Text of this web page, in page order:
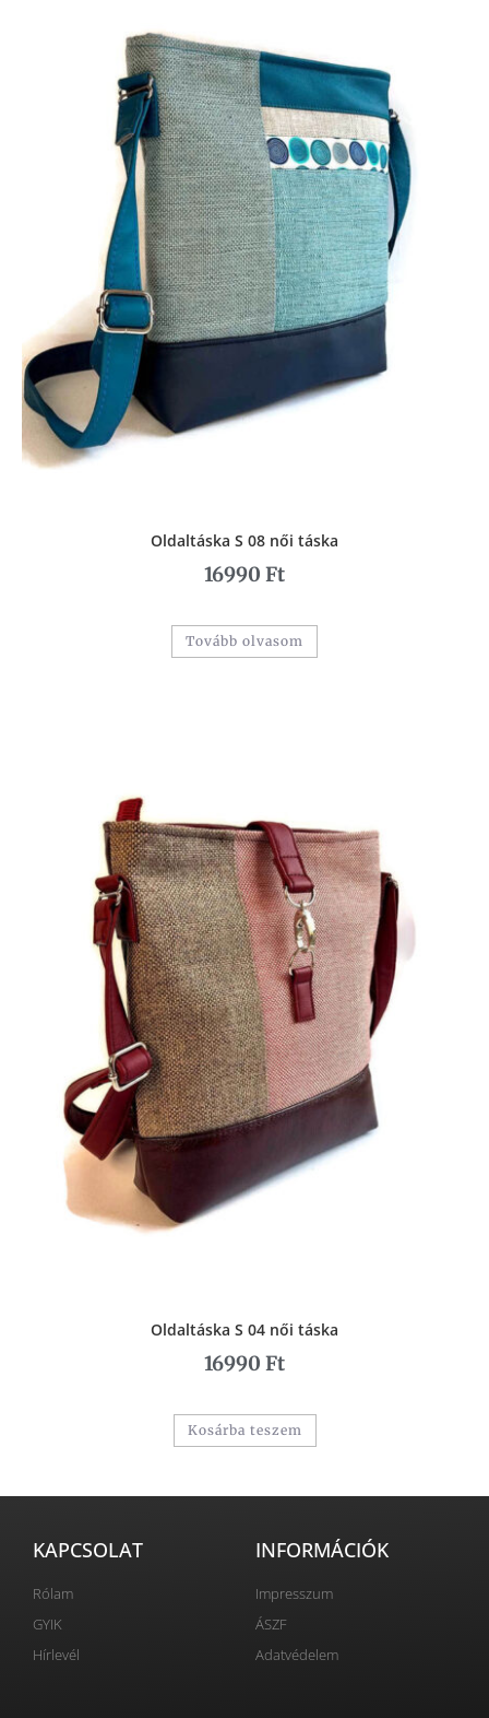
Oldaltáska S 08 női táska
16990 Ft
Tovább olvasom
Oldaltáska S 04 női táska
16990 Ft
Kosárba teszem
KAPCSOLAT
Rólam
GYIK
Hírlevél
INFORMÁCIÓK
Impresszum
ÁSZF
Adatvédelem